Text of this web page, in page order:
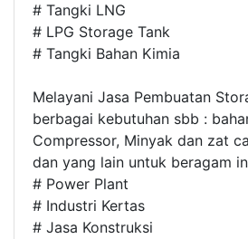
# Tangki LNG
# LPG Storage Tank
# Tangki Bahan Kimia
Melayani Jasa Pembuatan
berbagai kebutuhan sbb :
Compressor, Minyak dan zat
dan yang lain untuk beragam
# Power Plant
# Industri Kertas
# Jasa Konstruksi